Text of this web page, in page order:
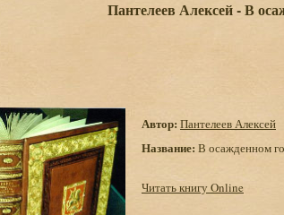
Пантелеев Алексей - В
Автор: Пантелеев Алексей
Название: В осажденном
Читать книгу Online